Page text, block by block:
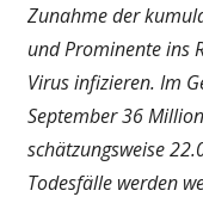
Zunahme der
und Prominente ins
Virus infizieren. Im
September 36
schätzungsweise
Todesfälle werden